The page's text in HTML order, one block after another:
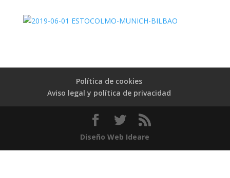
Política de cookies
Aviso legal y política de privacidad
Diseño Web Ideare